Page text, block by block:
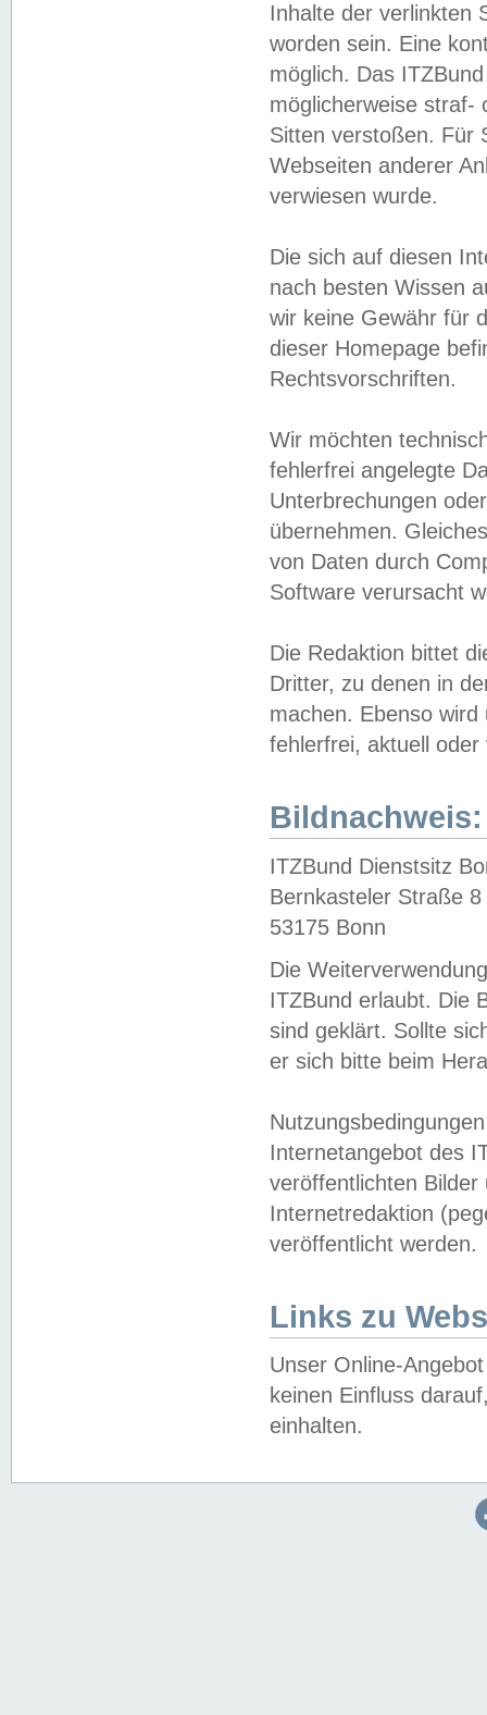
Inhalte der verlinkten
worden sein. Eine
möglich. Das
möglicherweise straf-
Sitten verstoßen. Für
Webseiten anderer
verwiesen wurde.
Die sich auf diesen
nach besten Wissen
wir keine Gewähr für
dieser Homepage
Rechtsvorschriften.
Wir möchten
fehlerfrei angelegte
Unterbrechungen
übernehmen.
von Daten durch
Software verursacht
Die Redaktion bittet
Dritter, zu denen in
machen. Ebenso
fehlerfrei, aktuell oder
Bildnachweis:
ITZBund Dienstsitz
Bernkasteler Straße 8
53175 Bonn
Die
ITZBund erlaubt. Die
sind geklärt. Sollte
er sich bitte beim
Internetangebot des
veröffentlichten
Internetredaktion
veröffentlicht werden.
Links zu
Unser Online-
keinen Einfluss
einhalten.